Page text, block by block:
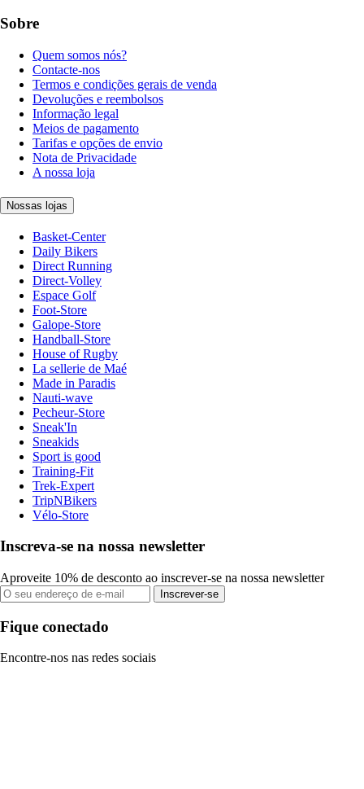
Sobre
Quem somos nós?
Contacte-nos
Termos e condições gerais de venda
Devoluções e reembolsos
Informação legal
Meios de pagamento
Tarifas e opções de envio
Nota de Privacidade
A nossa loja
Nossas lojas
Basket-Center
Daily Bikers
Direct Running
Direct-Volley
Espace Golf
Foot-Store
Galope-Store
Handball-Store
House of Rugby
La sellerie de Maé
Made in Paradis
Nauti-wave
Pecheur-Store
Sneak'In
Sneakids
Sport is good
Training-Fit
Trek-Expert
TripNBikers
Vélo-Store
Inscreva-se na nossa newsletter
Aproveite 10% de desconto ao inscrever-se na nossa newsletter
Inscrever-se
Fique conectado
Encontre-nos nas redes sociais